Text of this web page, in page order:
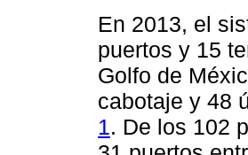
En 2013, el
puertos y 15
Golfo de
cabotaje y 48
1. De los 102